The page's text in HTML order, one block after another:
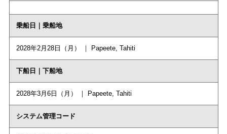
乗船日｜乗船地
2028年2月28日（月） ｜ Papeete, Tahiti
下船日｜下船地
2028年3月6日（月） ｜ Papeete, Tahiti
システム管理コード